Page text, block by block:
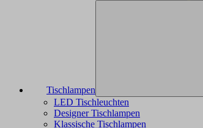
Tischlampen
LED Tischleuchten
Designer Tischlampen
Klassische Tischlampen